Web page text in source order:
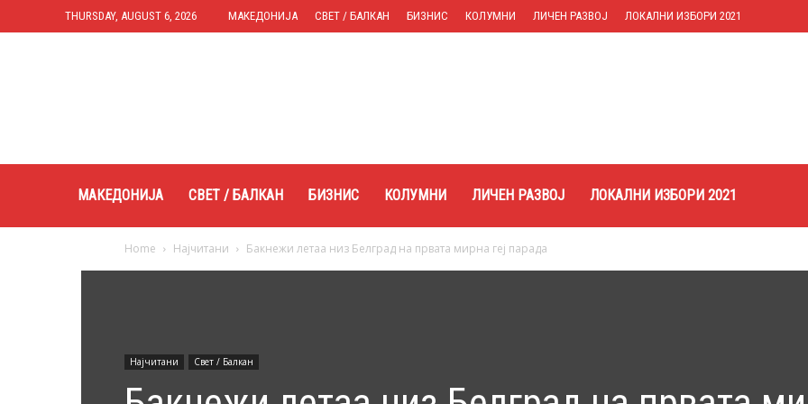
THURSDAY, AUGUST 6, 2026 МАКЕДОНИЈА СВЕТ / БАЛКАН БИЗНИС КОЛУМНИ ЛИЧЕН РАЗВОЈ ЛОКАЛНИ ИЗБОРИ 2021
МАКЕДОНИЈА СВЕТ / БАЛКАН БИЗНИС КОЛУМНИ ЛИЧЕН РАЗВОЈ ЛОКАЛНИ ИЗБОРИ 2021
Home Најчитани Бакнежи летаа низ Белград на првата мирна геј парада
Најчитани Свет / Балкан